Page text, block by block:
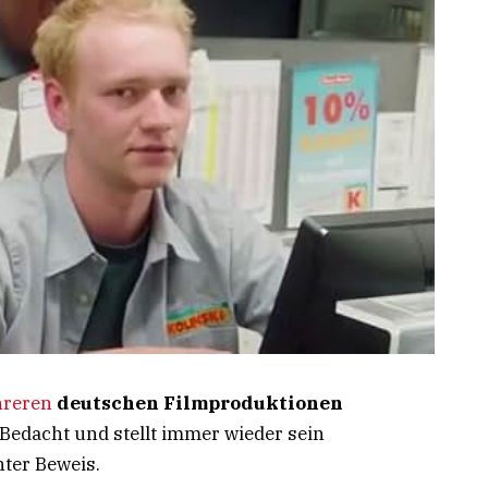
deutschen Filmproduktionen
und stellt immer wieder sein
Beweis.